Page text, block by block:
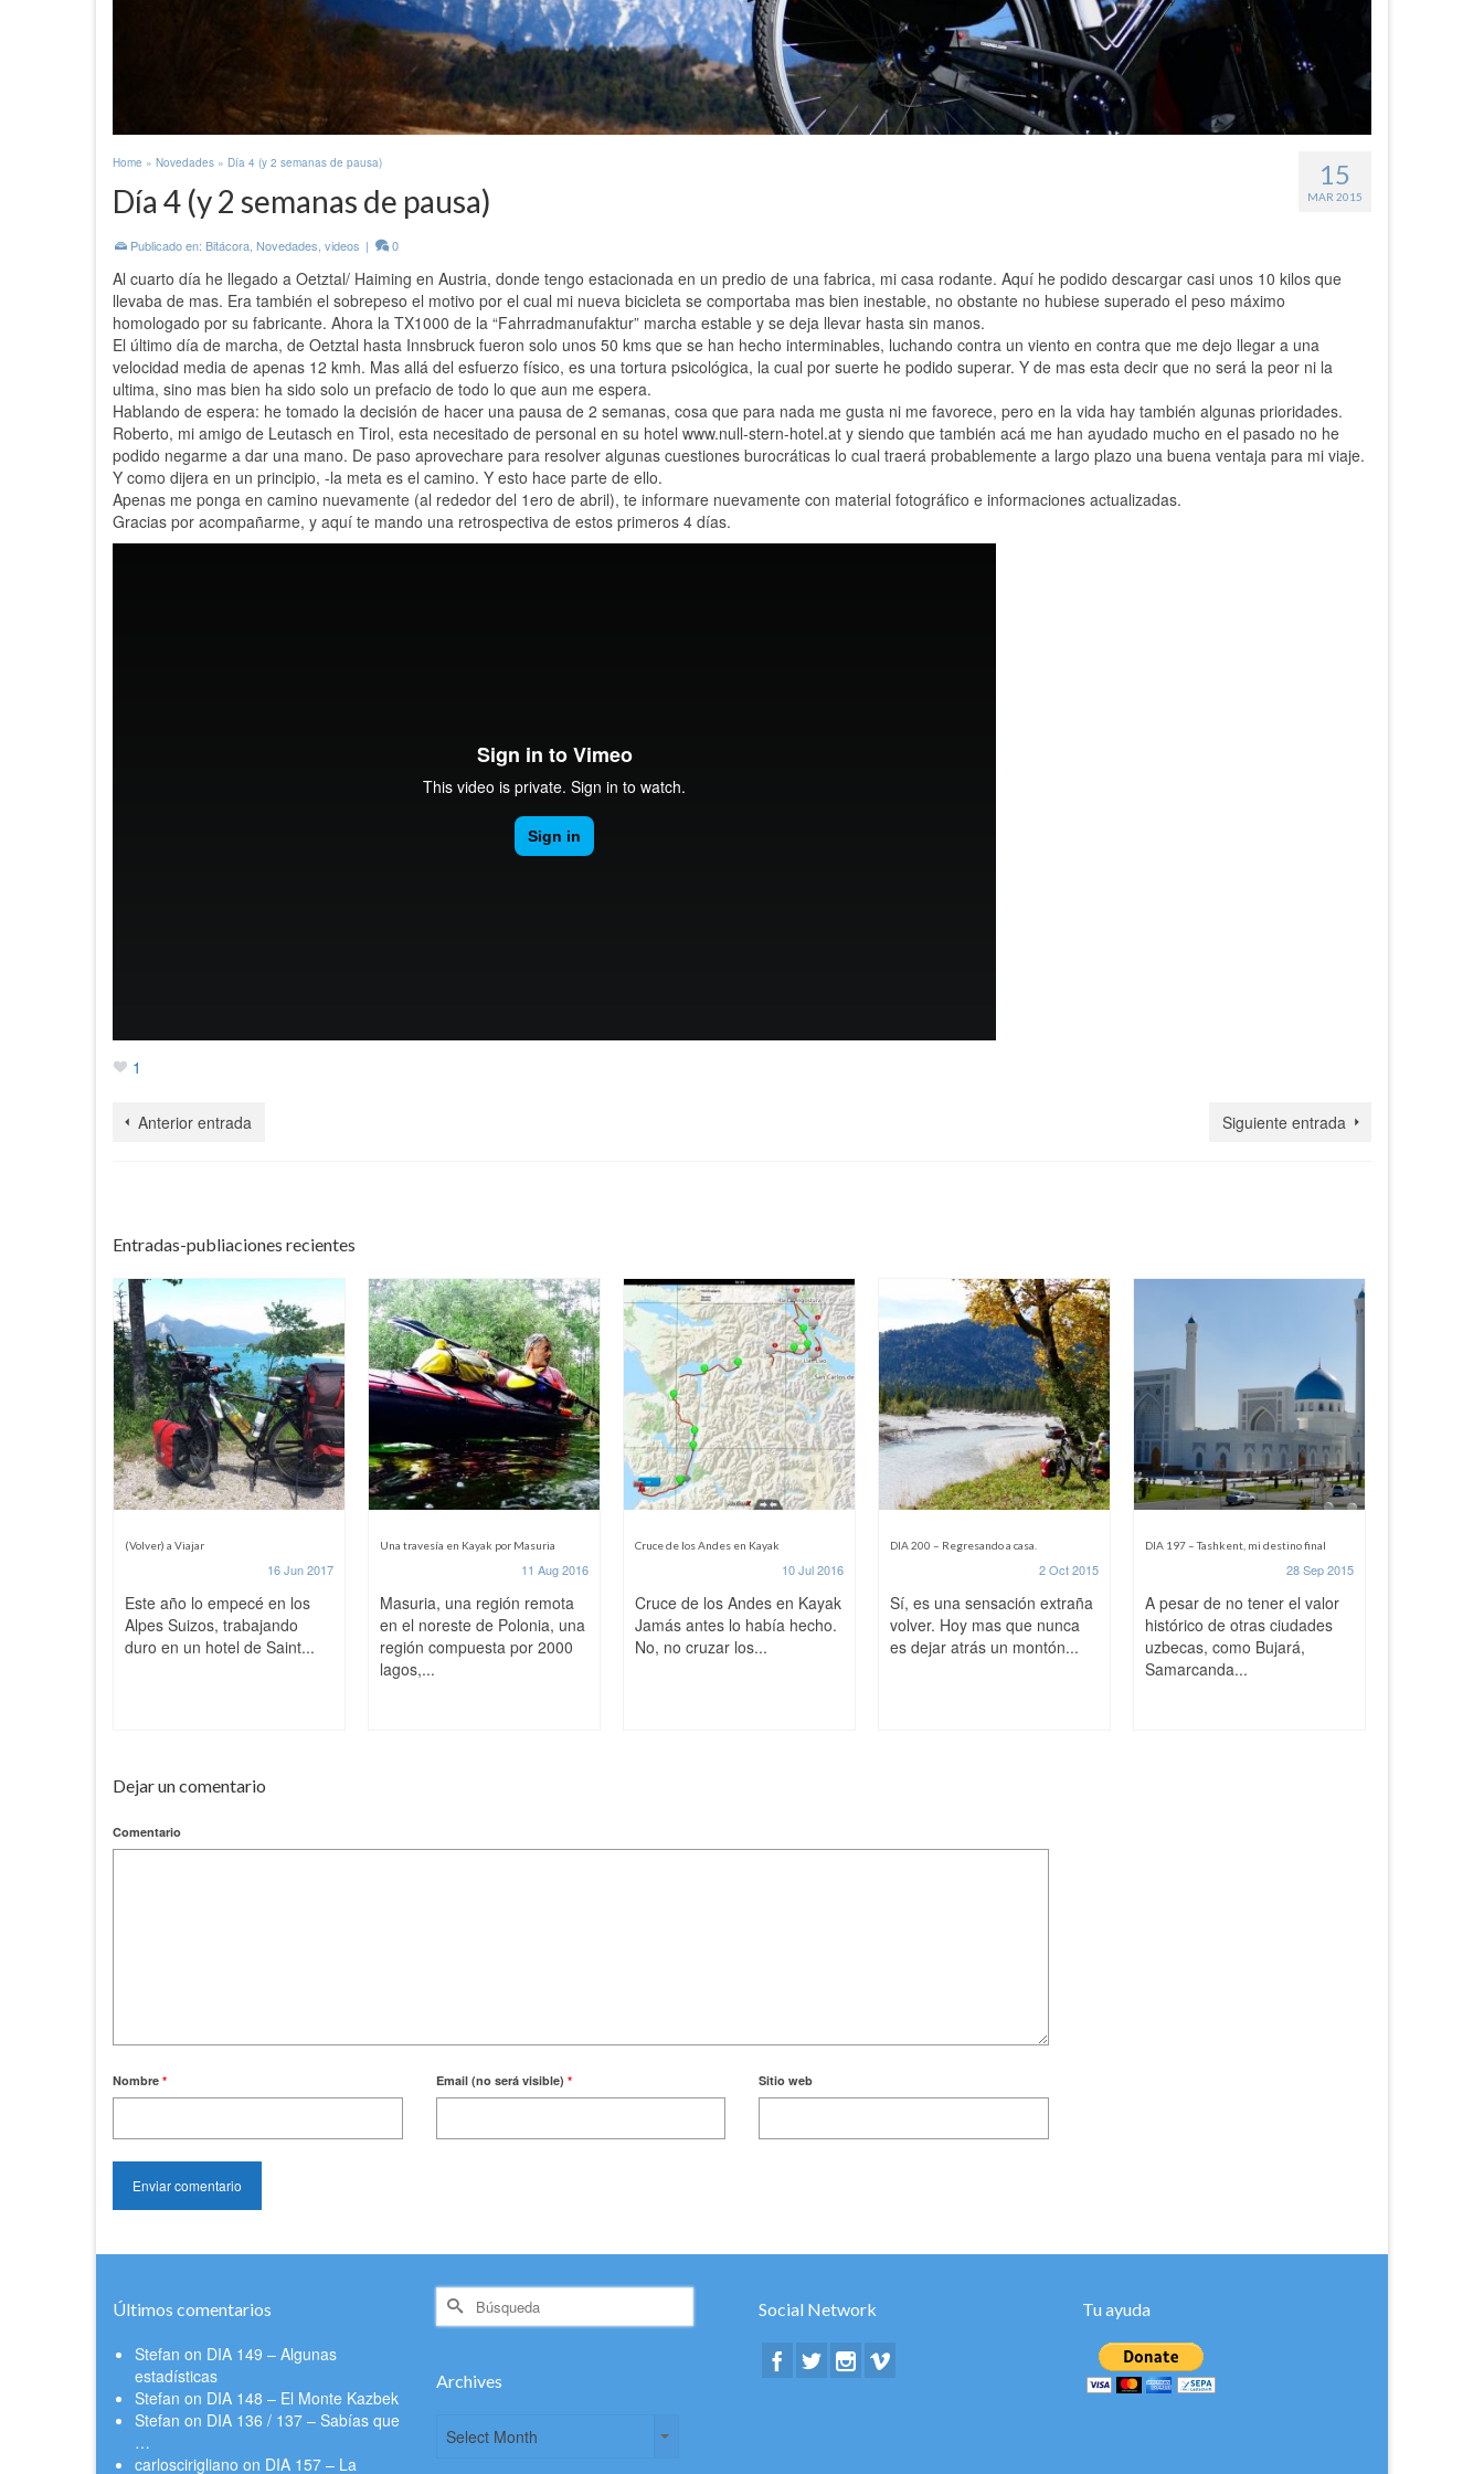
15
MAR 2015
Home » Novedades » Día 4 (y 2 semanas de pausa)
Día 4 (y 2 semanas de pausa)
Publicado en: Bitácora Novedades videos | 0
Al cuarto día he llegado a Oetztal/ Haiming en Austria, donde tengo estacionada en un predio de una fabrica, mi casa rodante. Aquí he podido descargar casi unos 10 kilos que
llevaba de mas. Era también el sobrepeso el motivo por el cual mi nueva bicicleta se comportaba mas bien inestable, no obstante no hubiese superado el peso máximo
homologado por su fabricante. Ahora la TX1000 de la “Fahrradmanufaktur” marcha estable y se deja llevar hasta sin manos.
El último día de marcha, de Oetztal hasta Innsbruck fueron solo unos 50 kms que se han hecho interminables, luchando contra un viento en contra que me dejo llegar a una
velocidad media de apenas 12 kmh. Mas allá del esfuerzo físico, es una tortura psicológica, la cual por suerte he podido superar. Y de mas esta decir que no será la peor ni la
ultima, sino mas bien ha sido solo un prefacio de todo lo que aun me espera.
Hablando de espera: he tomado la decisión de hacer una pausa de 2 semanas, cosa que para nada me gusta ni me favorece, pero en la vida hay también algunas prioridades.
Roberto, mi amigo de Leutasch en Tirol, esta necesitado de personal en su hotel www.null-stern-hotel.at y siendo que también acá me han ayudado mucho en el pasado no he
podido negarme a dar una mano. De paso aprovechare para resolver algunas cuestiones burocráticas lo cual traerá probablemente a largo plazo una buena ventaja para mi viaje.
Y como dijera en un principio, -la meta es el camino. Y esto hace parte de ello.
Apenas me ponga en camino nuevamente (al rededor del 1ero de abril), te informare nuevamente con material fotográfico e informaciones actualizadas.
Gracias por acompañarme, y aquí te mando una retrospectiva de estos primeros 4 días.
1
Anterior entrada Siguiente entrada
Entradas-publiaciones recientes
(Volver) a Viajar
16 Jun 2017
Este año lo empecé en los
Alpes Suizos, trabajando
duro en un hotel de Saint...
Una travesía en Kayak por Masuria
11 Aug 2016
Masuria, una región remota
en el noreste de Polonia, una
región compuesta por 2000
lagos,...
Cruce de los Andes en Kayak
10 Jul 2016
Cruce de los Andes en Kayak
Jamás antes lo había hecho.
No, no cruzar los...
DIA 200 – Regresando a casa.
2 Oct 2015
Sí, es una sensación extraña
volver. Hoy mas que nunca
es dejar atrás un montón...
DIA 197 – Tashkent, mi destino final
28 Sep 2015
A pesar de no tener el valor
histórico de otras ciudades
uzbecas, como Bujará,
Samarcanda...
Dejar un comentario
Comentario
Nombre * Email (no será visible) * Sitio web
Últimos comentarios
Stefan on DIA 149 – Algunas
estadísticas
Stefan on DIA 148 – El Monte Kazbek
Stefan on DIA 136 / 137 – Sabías que
…
carloscirigliano on DIA 157 – La
Buscar
por:
Archives
Select Month
Social Network Tu ayuda